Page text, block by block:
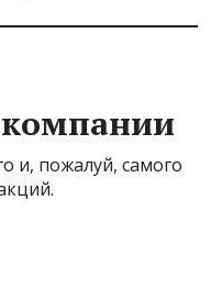
и, пожалуй, самого